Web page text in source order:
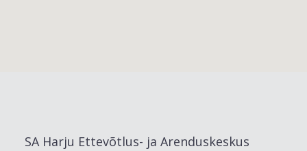
SA Harju Ettevõtlus- ja Arenduskeskus